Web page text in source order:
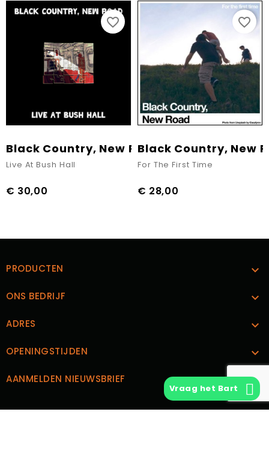
favorite_border
Black Country, New Road
Live At Bush Hall
Prijs
€ 30,00
favorite_border
Black Country, New
For The First Time
Prijs
€ 28,00
PRODUCTEN 
ONS BEDRIJF 
ADRES 
OPENINGSTIJDEN 
AANMELDEN NIEUWSBRIEF 
Vraag het Bart